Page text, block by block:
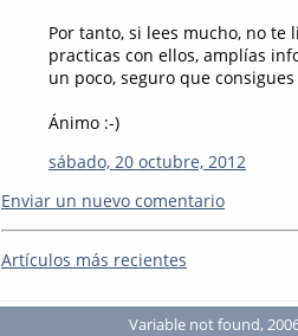
Por tanto, si lees mucho, no
practicas con ellos, amplías
un poco, seguro que
Ánimo :-)
sábado, 20 octubre, 2012
Enviar un nuevo comentario
Artículos más recientes
Variable not found,